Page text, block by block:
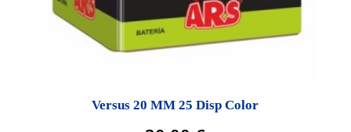
Versus 20 MM 25 Disp Color